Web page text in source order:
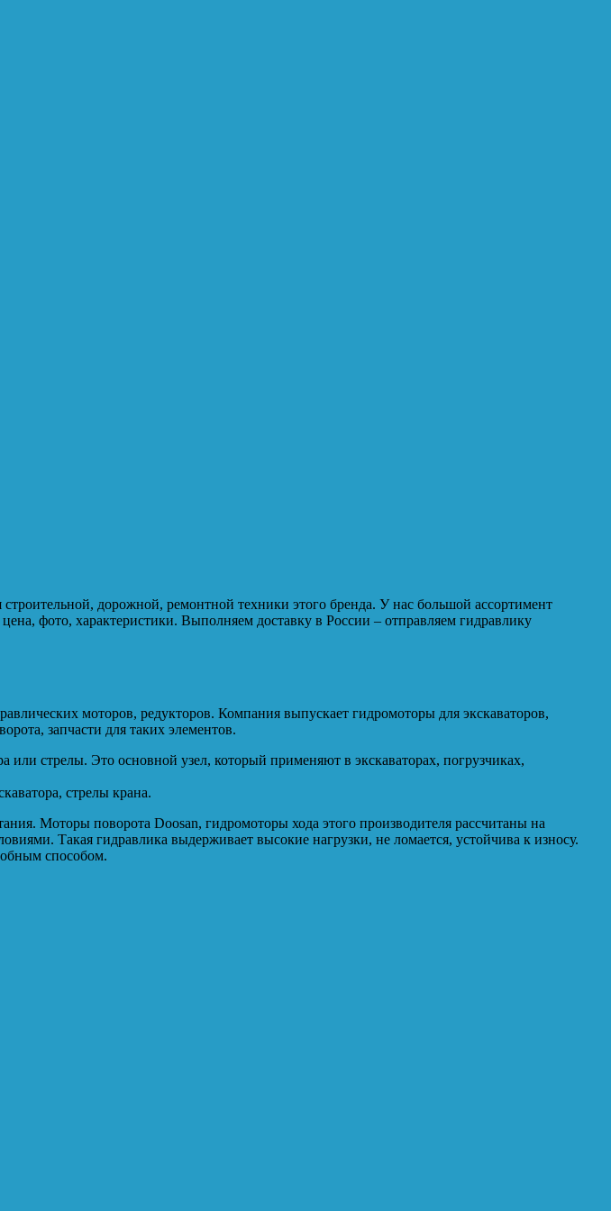
дорожной, ремонтной техники этого бренда. У нас большой ассортимент
фото, характеристики. Выполняем доставку в России – отправляем гидравлику
моторов, редукторов. Компания выпускает гидромоторы для экскаваторов,
запчасти для таких элементов.
стрелы. Это основной узел, который применяют в экскаваторах, погрузчиках,
стрелы крана.
Моторы поворота Doosan, гидромоторы хода этого производителя рассчитаны на
Такая гидравлика выдерживает высокие нагрузки, не ломается, устойчива к износу.
способом.